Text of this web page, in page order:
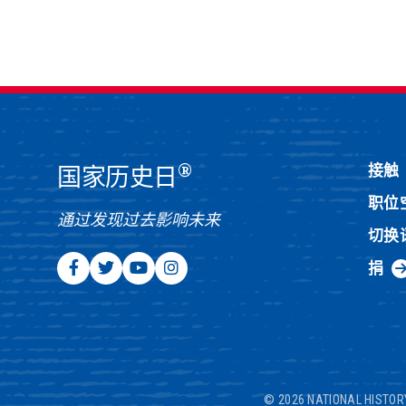
国家历史日®
通过发现过去影响未来
接触
职位
切换
捐
© 2026 NATIONAL